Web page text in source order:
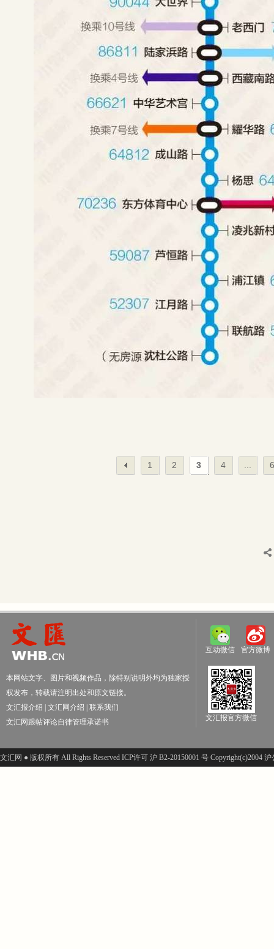
1 2 3 4
本网站文字、图片和视频作品，除特别说明外均为独家授
权发布，转载请注明出处和原文链接。
文汇报介绍
文汇网介绍
联系我们
文汇网跟帖评论自律管理承诺书
互动微信 官方微博
文汇报官方微信
文汇网 ● 版权所有 All Rights Reserved ICP许可 沪 B2-20150001 号 Copyright(c)2004